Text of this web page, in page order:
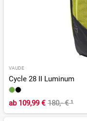
VAUDE
Cycle 28 II Luminum
ab109,99 € 180,- €¹